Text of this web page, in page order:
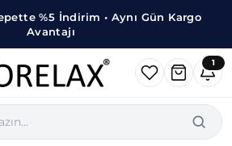
%5 İndirim • Aynı Gün Kargo
Avantajı
1